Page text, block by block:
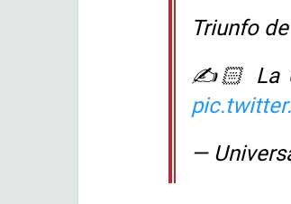
Triunfo
✍️🏻 La
—